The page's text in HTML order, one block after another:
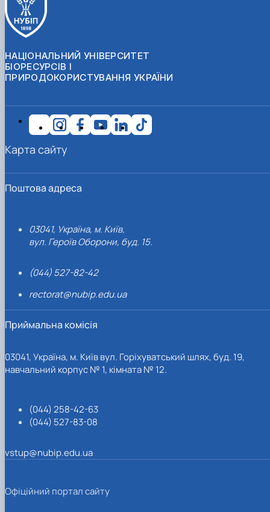
НАЦІОНАЛЬНИЙ УНІВЕРСИТЕТ
БІОРЕСУРСІВ І
ПРИРОДОКОРИСТУВАННЯ УКРАЇНИ
Поштова адреса
03041, Україна, м. Київ,
вул. Героїв Оборони, буд. 15.
(044) 527-82-42
rectorat@nubip.edu.ua
Приймальна комісія
03041, Україна, м. Київ вул. Горіхуватський шлях, буд. 19,
навчальний корпус № 1, кімната № 12.
(044) 258-42-63
(044) 527-83-08
vstup@nubip.edu.ua
Карта сайту
Офіційний портал сайту